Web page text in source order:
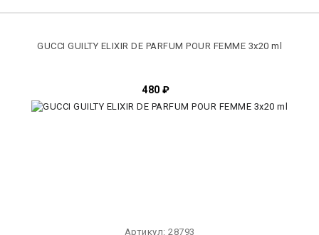
GUCCI GUILTY ELIXIR DE PARFUM POUR FEMME 3x20 ml
480 ₽
Артикул: 28793